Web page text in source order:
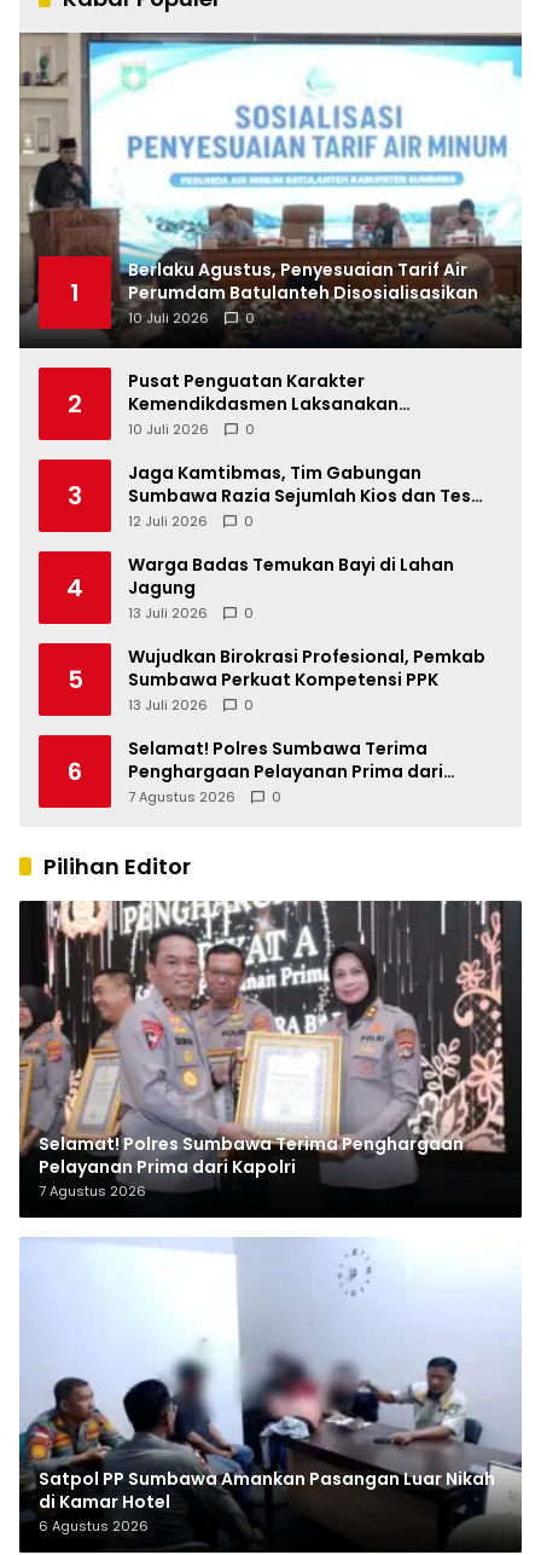
1
Berlaku Agustus, Penyesuaian Tarif Air
Perumdam Batulanteh Disosialisasikan
10 Juli 2026 0
2
Pusat Penguatan Karakter
Kemendikdasmen Laksanakan
Pendampingan MPLS Ramah di
10 Juli 2026 0
3
Jaga Kamtibmas, Tim Gabungan
Sumbawa Razia Sejumlah Kios dan Tes
Urine di Tempat Hiburan
12 Juli 2026 0
4
Warga Badas Temukan Bayi di Lahan
Jagung
13 Juli 2026 0
5
Wujudkan Birokrasi Profesional, Pemkab
Sumbawa Perkuat Kompetensi PPK
13 Juli 2026 0
6
Selamat! Polres Sumbawa Terima
Penghargaan Pelayanan Prima dari
Kapolri
7 Agustus 2026 0
Pilihan Editor
Selamat! Polres Sumbawa Terima Penghargaan
Pelayanan Prima dari Kapolri
7 Agustus 2026
Satpol PP Sumbawa Amankan Pasangan Luar Nikah
di Kamar Hotel
6 Agustus 2026